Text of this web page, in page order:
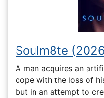
Soulm8te
A man acquires an
cope with the loss of
but in an attempt to